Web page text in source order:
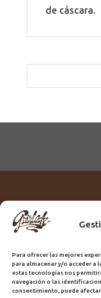
Para ofrecer las mejores
para almacenar y/o acceder
estas tecnologías nos
navegación o las
consentimiento, puede
de cáscara.
Titular:
ROME
Domicilio:Calle
Ciudad:Las
Registro